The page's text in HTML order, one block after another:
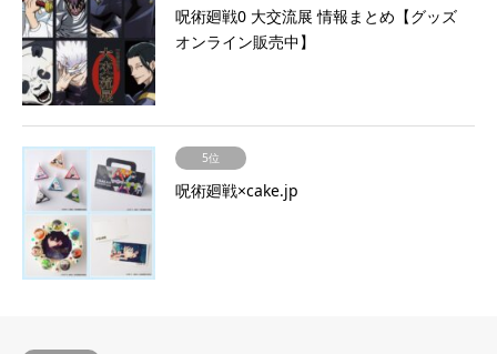
呪術廻戦0 大交流展 情報まとめ【グッズ
オンライン販売中】
5位
呪術廻戦×cake.jp